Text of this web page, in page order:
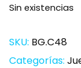
Sin existencias
SKU: BG.C48
Categorías: